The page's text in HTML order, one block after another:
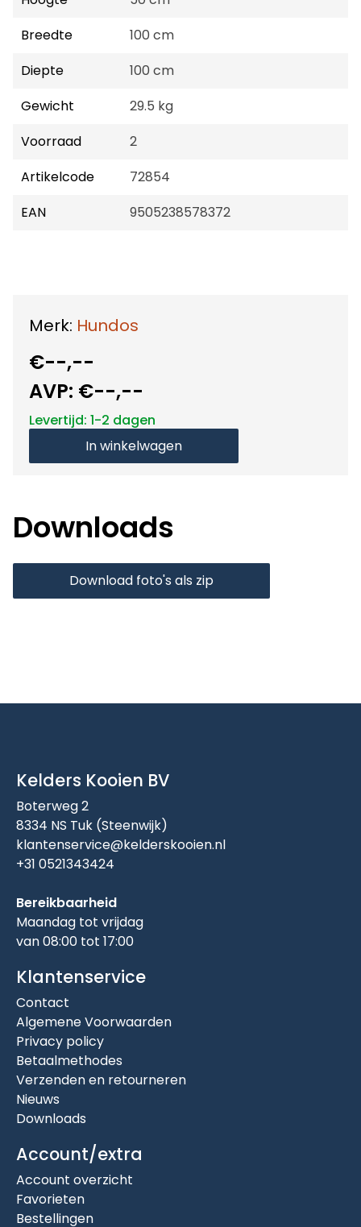
Breedte
100 cm
Diepte
100 cm
Gewicht
29.5 kg
Voorraad
2
Artikelcode
72854
EAN
9505238578372
Merk: Hundos
€--,--
AVP: €--,--
Levertijd: 1-2 dagen
In winkelwagen
Downloads
Download foto's als zip
Kelders Kooien BV
Boterweg 2
8334 NS Tuk (Steenwijk)
klantenservice@kelderskooien.nl
+31 0521343424
Bereikbaarheid
Maandag tot vrijdag
van 08:00 tot 17:00
Klantenservice
Contact
Algemene Voorwaarden
Privacy policy
Betaalmethodes
Verzenden en retourneren
Nieuws
Downloads
Account/extra
Account overzicht
Favorieten
Bestellingen